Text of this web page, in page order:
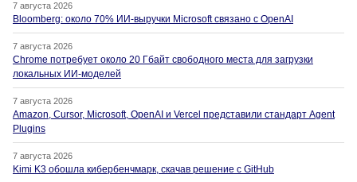
7 августа 2026
Bloomberg: около 70% ИИ-выручки Microsoft связано с OpenAI
7 августа 2026
Chrome потребует около 20 Гбайт свободного места для загрузки
локальных ИИ-моделей
7 августа 2026
Amazon, Cursor, Microsoft, OpenAI и Vercel представили стандарт Agent
Plugins
7 августа 2026
Kimi K3 обошла кибербенчмарк, скачав решение с GitHub